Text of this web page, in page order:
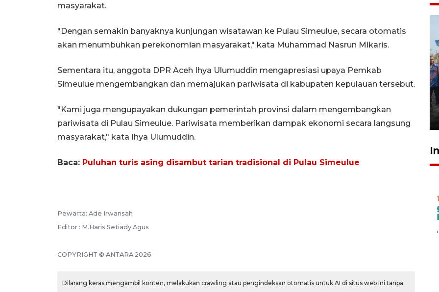
masyarakat.
"Dengan semakin banyaknya kunjungan wisatawan ke Pulau Simeulue, secara otomatis
akan menumbuhkan perekonomian masyarakat," kata Muhammad Nasrun Mikaris.
Sementara itu, anggota DPR Aceh Ihya Ulumuddin mengapresiasi upaya Pemkab
Simeulue mengembangkan dan memajukan pariwisata di kabupaten kepulauan tersebut.
"Kami juga mengupayakan dukungan pemerintah provinsi dalam mengembangkan
pariwisata di Pulau Simeulue. Pariwisata memberikan dampak ekonomi secara langsung
masyarakat," kata Ihya Ulumuddin.
Baca: Puluhan turis asing disambut tarian tradisional di Pulau Simeulue
Pewarta: Ade Irwansah
Editor : M.Haris Setiady Agus
COPYRIGHT © ANTARA 2026
Dilarang keras mengambil konten, melakukan crawling atau pengindeksan otomatis untuk AI di situs web ini tanpa
Pemkot Lhokseumawe siap
Meutia